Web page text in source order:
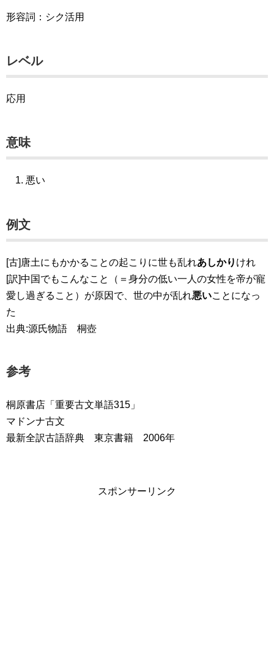
形容詞：シク活用
レベル
応用
意味
悪い
例文
[古]唐土にもかかることの起こりに世も乱れあしかり けれ
[訳]中国でもこんなこと（＝身分の低い一人の女性を帝が寵
愛し過ぎること）が原因で、世の中が乱れ悪いことになっ
た
出典:源氏物語 桐壺
参考
桐原書店「重要古文単語315」
マドンナ古文
最新全訳古語辞典 東京書籍 2006年
スポンサーリンク